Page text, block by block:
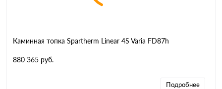
Каминная топка Spartherm Linear 4S Varia FD87h
880 365 руб.
Подробнее